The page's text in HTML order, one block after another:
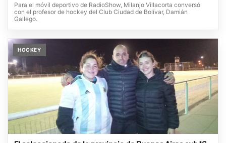
Para el móvil deportivo de RadioShow, Milanjo Villacorta conversó
con el profesor de hockey del Club Ciudad de Bolívar, Damián
Gallego.
HOCKEY